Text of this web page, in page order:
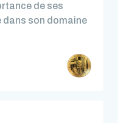
de ses
son domaine